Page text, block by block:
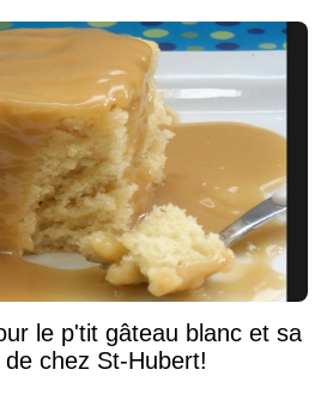
le p'tit gâteau blanc et sa
chez St-Hubert!